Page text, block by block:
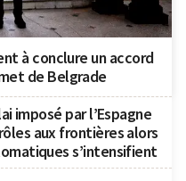
à conclure un accord
de Belgrade
imposé par l’Espagne
aux frontières alors
s’intensifient